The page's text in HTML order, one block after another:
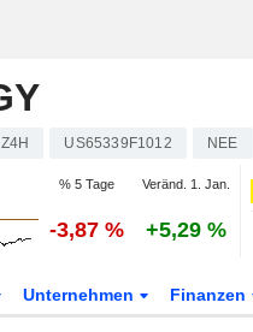
US65339F1012 NEE
% 5 Tage Veränd. 1. Jan.
-3,87 % +5,29 %
Unternehmen Finanzen